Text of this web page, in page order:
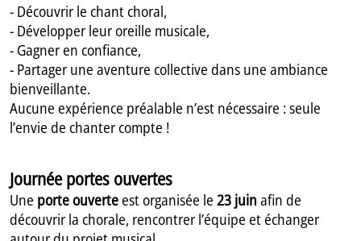
- Découvrir le chant choral,
- Développer leur oreille musicale,
- Gagner en confiance,
- Partager une aventure collective dans une ambiance
bienveillante.
Aucune expérience préalable n’est nécessaire : seule
l’envie de chanter compte !
Journée portes ouvertes
Une porte ouverte est organisée le23 juin afin de
découvrir la chorale, rencontrer l’équipe et échanger